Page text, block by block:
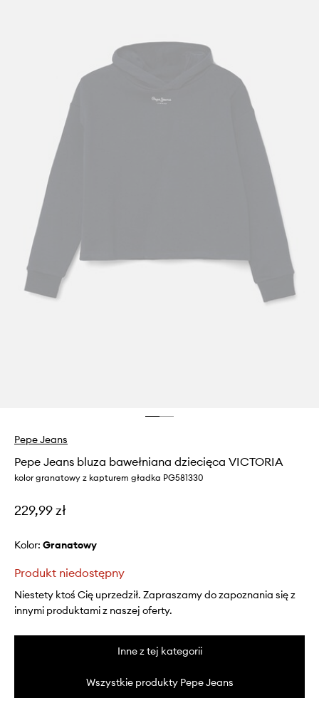
Pepe Jeans
Pepe Jeans bluza bawełniana dziecięca VICTORIA
kolor granatowy z kapturem gładka PG581330
229,99 zł
Kolor: granatowy
Produkt niedostępny
Niestety ktoś Cię uprzedził. Zapraszamy do zapoznania się z
innymi produktami z naszej oferty.
Inne z tej kategorii
Wszystkie produkty Pepe Jeans